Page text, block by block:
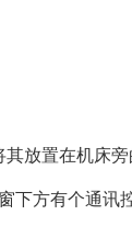
放置在机床
下方有个通